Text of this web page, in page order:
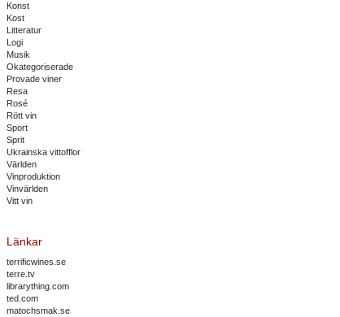
Konst
Kost
Litteratur
Logi
Musik
Okategoriserade
Provade viner
Resa
Rosé
Rött vin
Sport
Sprit
Ukrainska vittofflor
Världen
Vinproduktion
Vinvärlden
Vitt vin
Länkar
terrificwines.se
terre.tv
librarything.com
ted.com
matochsmak.se